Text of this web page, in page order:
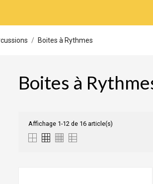
Boites à Rythmes
Boites à
Affichage 1-12 de 16 article(s)